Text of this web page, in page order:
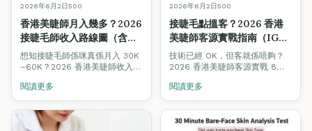
2026年6月2日500
香港美睫師月入幾多？2026
接睫毛師收入路線圖（含即
時試算機）
想知接睫毛師係咪真係月入 30K
–60K？2026 香港美睫師收入完
職・全職・工作室老闆）合理收
入、客單價、回頭率對比，加埋
即時收入試算機，拖滑桿即知你
嘅情境月入幾多。
閱讀更多
2026年6月2日500
接睫毛點搵客？2026 香港
美睫師客源實戰指南（IG・
WhatsApp・回頭客 8 招）
技術已經 OK，但客就係唔夠？
2026 香港美睫師客源實戰 8
Broadcast 模板、3 週回頭率機
制、Beauty Stars 被動曝光、
口碑轉介設計、平台抽成避坑。
新手 3 個月內穩定 1 日 2 客嘅實
閱讀更多